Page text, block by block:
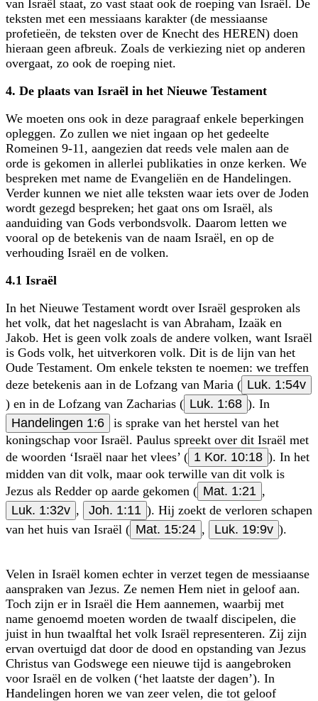
van Israël staat, zo vast staat ook de roeping van Israël. De
teksten met een messiaans karakter (de messiaanse
profetieën, de teksten over de Knecht des HEREN) doen
hieraan geen afbreuk. Zoals de verkiezing niet op anderen
overgaat, zo ook de roeping niet.
4. De plaats van Israël in het Nieuwe Testament
We moeten ons ook in deze paragraaf enkele beperkingen
opleggen. Zo zullen we niet ingaan op het gedeelte
Romeinen 9-11, aangezien dat reeds vele malen aan de
orde is gekomen in allerlei publikaties in onze kerken. We
bespreken met name de Evangeliën en de Handelingen.
Verder kunnen we niet alle teksten waar iets over de Joden
wordt gezegd bespreken; het gaat ons om Israël, als
aanduiding van Gods verbondsvolk. Daarom letten we
vooral op de betekenis van de naam Israël, en op de
verhouding Israël en de volken.
4.1 Israël
In het Nieuwe Testament wordt over Israël gesproken als
het volk, dat het nageslacht is van Abraham, Izaäk en
Jakob. Het is geen volk zoals de andere volken, want Israël
is Gods volk, het uitverkoren volk. Dit is de lijn van het
Oude Testament. Om enkele teksten te noemen: we treffen
deze betekenis aan in de Lofzang van Maria ( Luk. 1:54v
) en in de Lofzang van Zacharias ( Luk. 1:68 ). In
Handelingen 1:6
is sprake van het herstel van het
koningschap voor Israël. Paulus spreekt over dit Israël met
de woorden ‘Israël naar het vlees’ ( 1 Kor. 10:18 ). In het
midden van dit volk, maar ook terwille van dit volk is
Jezus als Redder op aarde gekomen ( Mat. 1:21 ,
Luk. 1:32v , Joh. 1:11 ). Hij zoekt de verloren schapen
van het huis van Israël ( Mat. 15:24 , Luk. 19:9v ).
Velen in Israël komen echter in verzet tegen de messiaanse
aanspraken van Jezus. Ze nemen Hem niet in geloof aan.
Toch zijn er in Israël die Hem aannemen, waarbij met
name genoemd moeten worden de twaalf discipelen, die
juist in hun twaalftal het volk Israël representeren. Zij zijn
ervan overtuigd dat door de dood en opstanding van Jezus
Christus van Godswege een nieuwe tijd is aangebroken
voor Israël en de volken (‘het laatste der dagen’). In
Handelingen horen we van zeer velen, die tot geloof